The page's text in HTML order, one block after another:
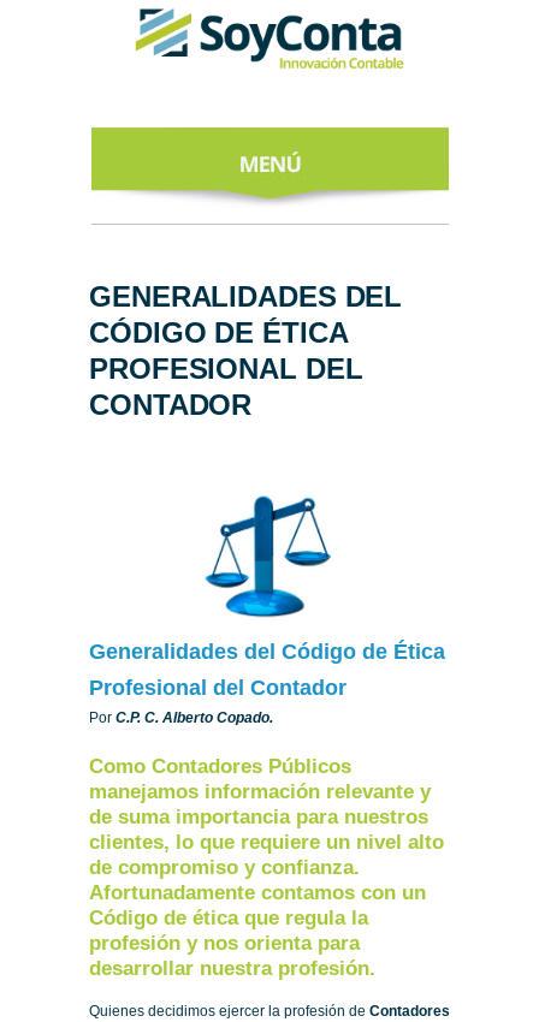
ACERCA DE
NUESTROS
EXPERTOS
TODO SOBRE
AL NEWSLETTER
GENERALIDADES DEL
CÓDIGO DE ÉTICA
PROFESIONAL DEL
CONTADOR
Generalidades del Código de Ética
Profesional del Contador
Por C.P. C. Alberto Copado.
Como Contadores Públicos
manejamos información relevante y
de suma importancia para nuestros
clientes, lo que requiere un nivel alto
de compromiso y confianza.
Afortunadamente contamos con un
Código de ética que regula la
profesión y nos orienta para
desarrollar nuestra profesión.
Quienes decidimos ejercer la profesión de Contadores